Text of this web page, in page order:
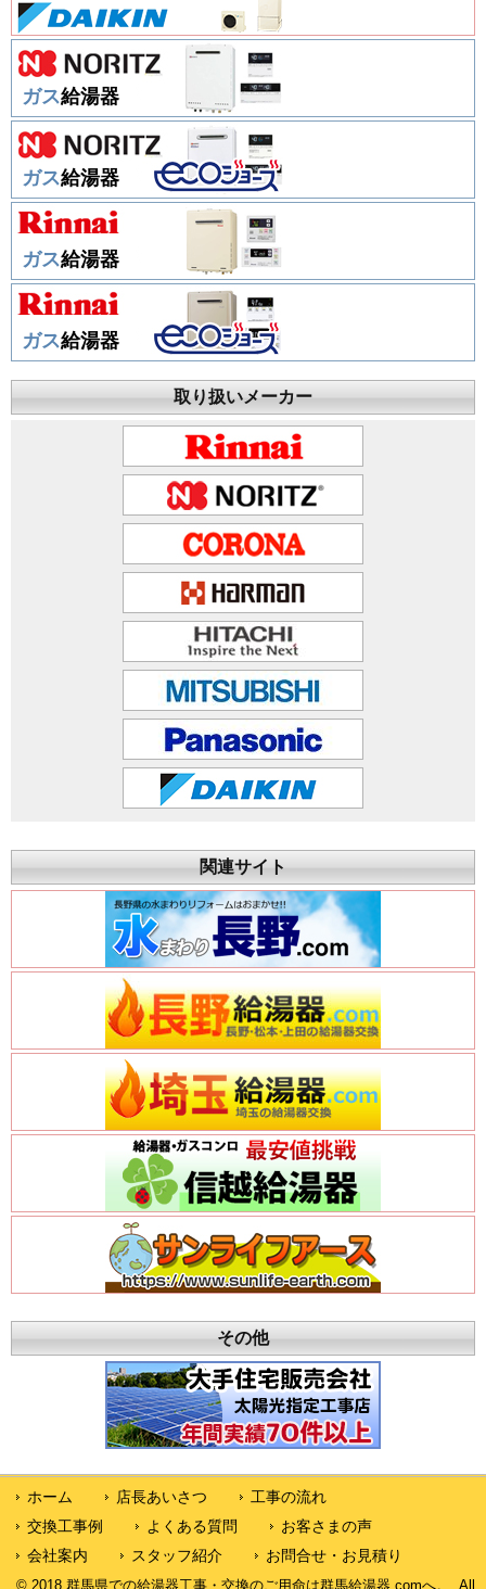
ガス給湯器
ガス給湯器
ガス給湯器
ガス給湯器
取り扱いメーカー
関連サイト
その他
ホーム 店長あいさつ
工事の流れ
交換工事例
よくある質問
お客さまの声
会社案内
スタッフ紹介 お問合せ・お見積り
© 2018 群馬県での給湯器工事・交換のご用命は群馬給湯器.comへ。. All